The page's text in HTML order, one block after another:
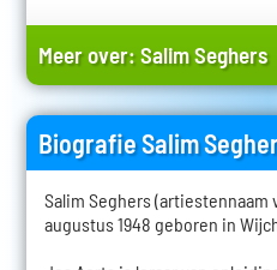
Meer over:Salim Seghers
Biografie Salim
Salim Seghers (artiestennaam
augustus 1948 geboren in